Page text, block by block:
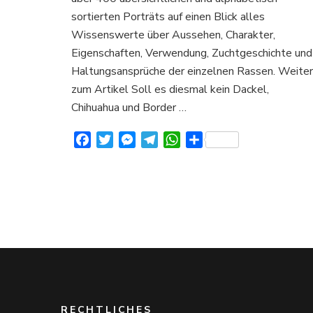
Aussehen
Charakter
und
Verhalten
sortierten Porträts auf einen Blick alles
Wissenswerte über Aussehen, Charakter,
Eigenschaften, Verwendung, Zuchtgeschichte und
Haltungsansprüche der einzelnen Rassen. Weiter
zum Artikel Soll es diesmal kein Dackel,
Chihuahua und Border …
FacebookTwitterMessenger
TelegramWhatsApp
Teilen
RECHTLICHES